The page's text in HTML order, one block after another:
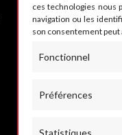
ces technologies nous
navigation ou les
son consentement
Fonctionnel
Préférences
Statistiques